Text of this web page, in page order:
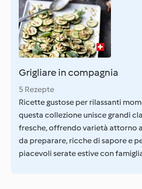
Grigliare in compagnia
5 Rezepte
Ricette gustose per rilassanti
questa collezione unisce grandi
fresche, offrendo varietà attorno
da preparare, ricche di sapore e
piacevoli serate estive con